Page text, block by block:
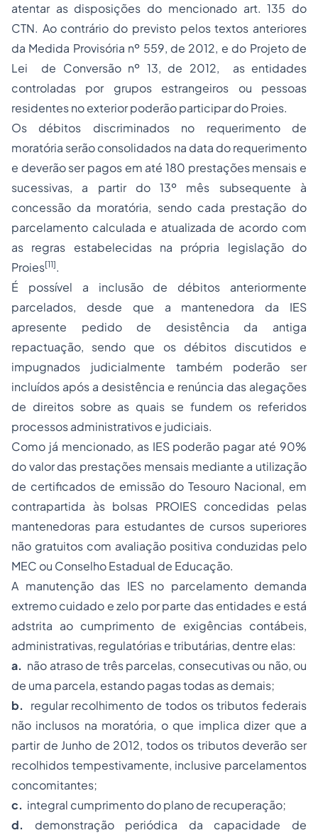
atentar as disposições do mencionado art. 135 do
CTN. Ao contrário do previsto pelos textos anteriores
da Medida Provisória nº 559, de 2012, e do Projeto de
Lei de Conversão nº 13, de 2012, as entidades
controladas por grupos estrangeiros ou pessoas
residentes no exterior poderão participar do Proies.
Os débitos discriminados no requerimento de
moratória serão consolidados na data do requerimento
e deverão ser pagos em até 180 prestações mensais e
sucessivas, a partir do 13º mês subsequente à
concessão da moratória, sendo cada prestação do
parcelamento calculada e atualizada de acordo com
as regras estabelecidas na própria legislação do
Proies[11].
É possível a inclusão de débitos anteriormente
parcelados, desde que a mantenedora da IES
apresente pedido de desistência da antiga
repactuação, sendo que os débitos discutidos e
impugnados judicialmente também poderão ser
incluídos após a desistência e renúncia das alegações
de direitos sobre as quais se fundem os referidos
processos administrativos e judiciais.
Como já mencionado, as IES poderão pagar até 90%
do valor das prestações mensais mediante a utilização
de certificados de emissão do Tesouro Nacional, em
contrapartida às bolsas PROIES concedidas pelas
mantenedoras para estudantes de cursos superiores
não gratuitos com avaliação positiva conduzidas pelo
MEC ou Conselho Estadual de Educação.
A manutenção das IES no parcelamento demanda
extremo cuidado e zelo por parte das entidades e está
adstrita ao cumprimento de exigências contábeis,
administrativas, regulatórias e tributárias, dentre elas:
a. não atraso de três parcelas, consecutivas ou não, ou
de uma parcela, estando pagas todas as demais;
b. regular recolhimento de todos os tributos federais
não inclusos na moratória, o que implica dizer que a
partir de Junho de 2012, todos os tributos deverão ser
recolhidos tempestivamente, inclusive parcelamentos
concomitantes;
c. integral cumprimento do plano de recuperação;
d. demonstração periódica da capacidade de